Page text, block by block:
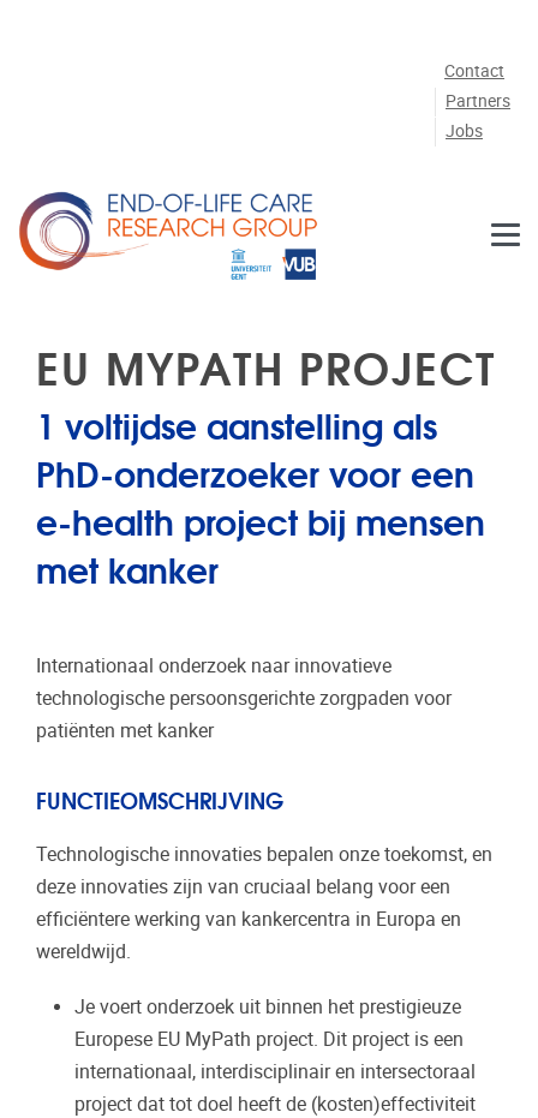
Contact
Partners
Jobs
EU MYPATH PROJECT
1 voltijdse aanstelling als
PhD-onderzoeker voor een
e-health project bij mensen
met kanker
Internationaal onderzoek naar innovatieve
technologische persoonsgerichte zorgpaden voor
patiënten met kanker
FUNCTIEOMSCHRIJVING
Technologische innovaties bepalen onze toekomst, en
deze innovaties zijn van cruciaal belang voor een
efficiëntere werking van kankercentra in Europa en
wereldwijd.
Je voert onderzoek uit binnen het prestigieuze
Europese EU MyPath project. Dit project is een
internationaal, interdisciplinair en intersectoraal
project dat tot doel heeft de (kosten)effectiviteit